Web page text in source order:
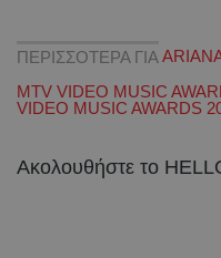
ΠΕΡΙΣΣΟΤΕΡΑ ΓΙΑ
MTV VIDEO MUSIC
VIDEO MUSIC AWARDS
Ακολουθήστε το